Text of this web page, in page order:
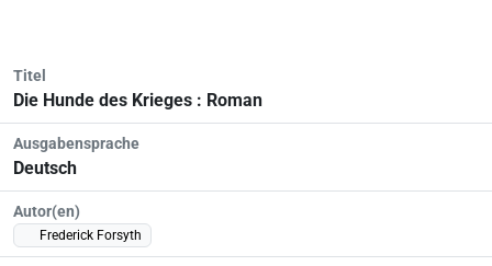
Titel
Die Hunde des Krieges : Roman
Ausgabensprache
Deutsch
Autor(en)
Frederick Forsyth